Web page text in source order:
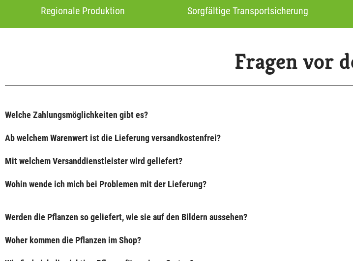
Regionale Produktion Sorgfältige Transportsicherung
Fragen vor
Welche Zahlungsmöglichkeiten gibt es?
Ab welchem Warenwert ist die Lieferung versandkostenfrei?
Mit welchem Versanddienstleister wird geliefert?
Wohin wende ich mich bei Problemen mit der Lieferung?
Werden die Pflanzen so geliefert, wie sie auf den Bildern aussehen?
Woher kommen die Pflanzen im Shop?